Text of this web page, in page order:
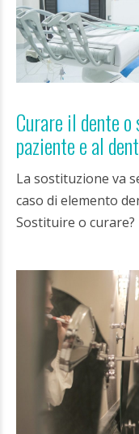
Curare il dente
paziente e al
La sostituzione va
caso di elemento
Sostituire o curare?